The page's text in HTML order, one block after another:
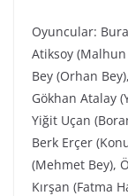
Oyuncular:
Atiksoy
Bey (Orhan
Gökhan Atalay
Yiğit Uçan
Berk Erçer
(Mehmet Bey),
Kırşan (Fatma